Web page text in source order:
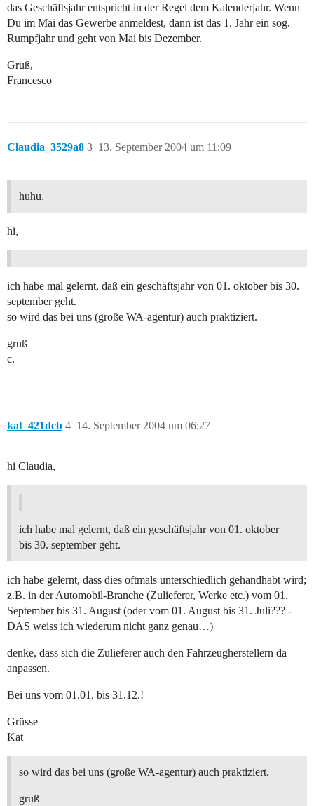
das Geschäftsjahr entspricht in der Regel dem Kalenderjahr. Wenn
Du im Mai das Gewerbe anmeldest, dann ist das 1. Jahr ein sog.
Rumpfjahr und geht von Mai bis Dezember.
Gruß,
Francesco
Claudia_3529a8 13. September 2004 um 11:09
3
huhu,
hi,
ich habe mal gelernt, daß ein geschäftsjahr von 01. oktober bis 30.
september geht.
so wird das bei uns (große WA-agentur) auch praktiziert.
gruß
c.
kat_421dcb 14. September 2004 um 06:27
4
hi Claudia,
ich habe mal gelernt, daß ein geschäftsjahr von 01. oktober
bis 30. september geht.
ich habe gelernt, dass dies oftmals unterschiedlich gehandhabt wird;
z.B. in der Automobil-Branche (Zulieferer, Werke etc.) vom 01.
September bis 31. August (oder vom 01. August bis 31. Juli??? -
DAS weiss ich wiederum nicht ganz genau…)
denke, dass sich die Zulieferer auch den Fahrzeugherstellern da
anpassen.
Bei uns vom 01.01. bis 31.12.!
Grüsse
Kat
so wird das bei uns (große WA-agentur) auch praktiziert.
gruß